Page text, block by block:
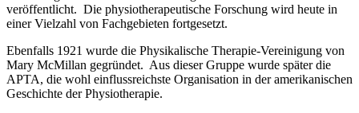
veröffentlicht. Die physiotherapeutische Forschung wird heute in
einer Vielzahl von Fachgebieten fortgesetzt.
Ebenfalls 1921 wurde die Physikalische Therapie-Vereinigung von
Mary McMillan gegründet. Aus dieser Gruppe wurde später die
APTA, die wohl einflussreichste Organisation in der amerikanischen
Geschichte der Physiotherapie.